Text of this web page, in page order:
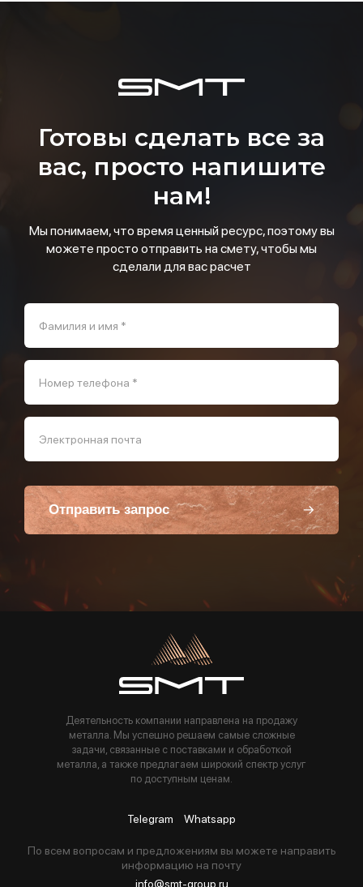
Готовы сделать все за
вас, просто напишите
нам!
Мы понимаем, что время ценный ресурс, поэтому вы
можете просто отправить на смету, чтобы мы
сделали для вас расчет
Фамилия и имя *
Номер телефона *
Электронная почта
Отправить запрос
Пользуясь данной формой вы соглашаетесь с политикой компании
Деятельность компании направлена на продажу
металла. Мы успешно решаем самые сложные
задачи, связанные с поставками и обработкой
металла, а также предлагаем широкий спектр услуг
по доступным ценам.
Telegram Whatsapp
По всем вопросам и предложениям вы можете направить
информацию на почту
info@smt-group.ru